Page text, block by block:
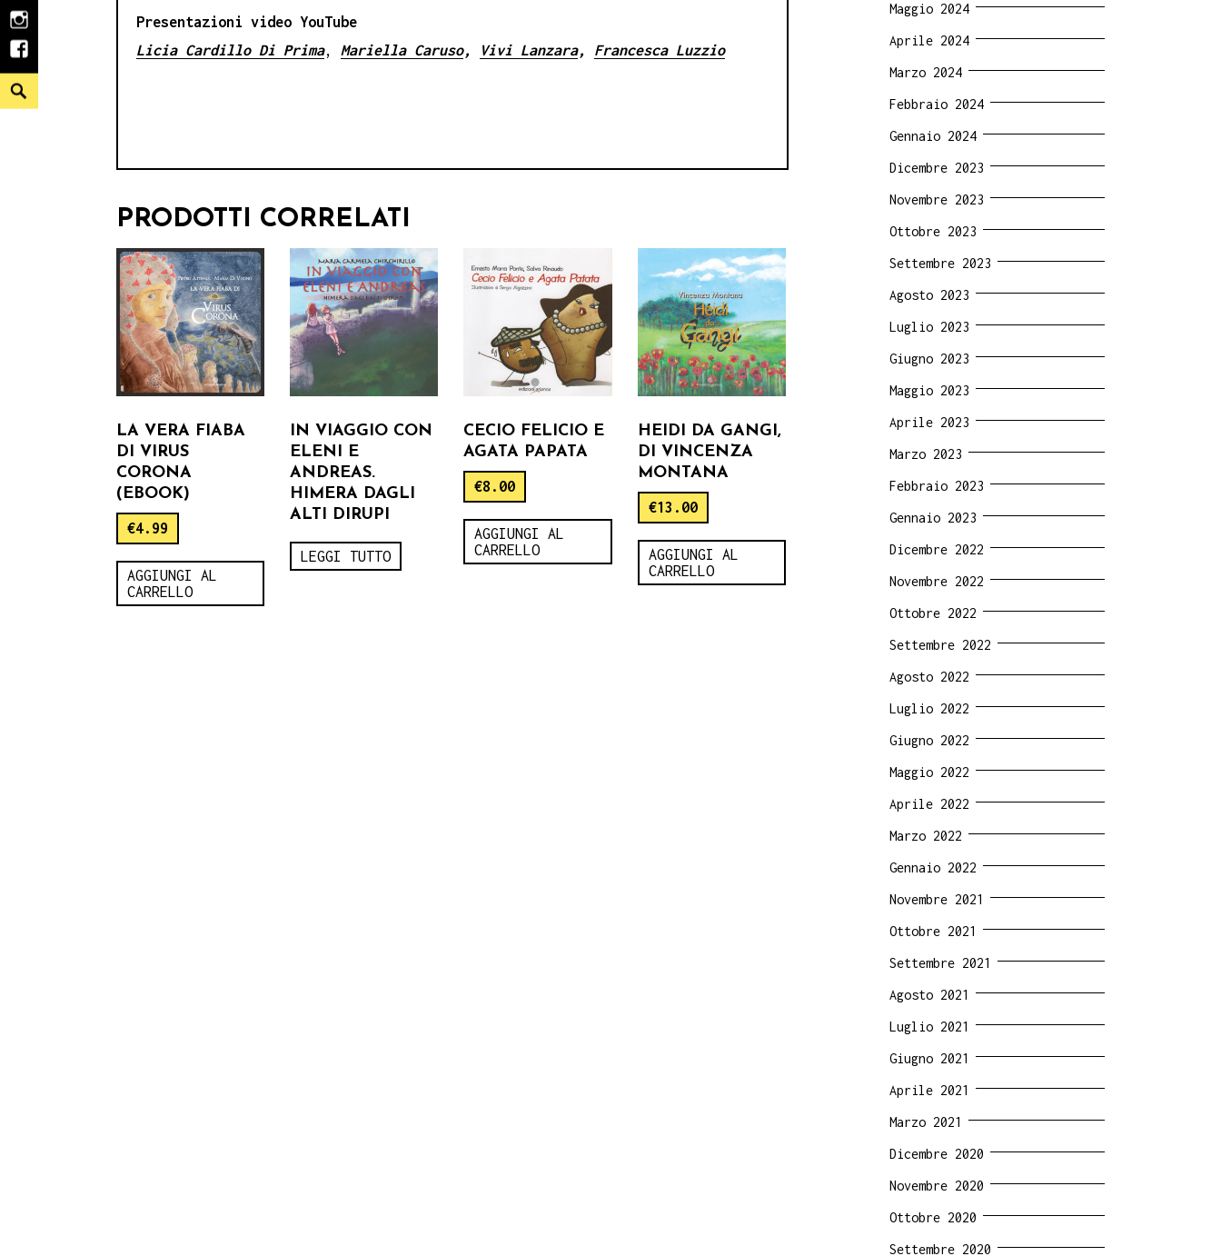
instagram
facebook
Search
Presentazioni video YouTube
Licia Cardillo Di Prima, Mariella Caruso, Vivi Lanzara, Francesca Luzzio
PRODOTTI CORRELATI
LA VERA FIABA
DI VIRUS
CORONA
(EBOOK)
€4.99
AGGIUNGI AL
CARRELLO
IN VIAGGIO CON
ELENI E
ANDREAS.
HIMERA DAGLI
ALTI DIRUPI
LEGGI TUTTO
CECIO FELICIO E
AGATA PAPATA
€8.00
AGGIUNGI AL
CARRELLO
HEIDI DA GANGI,
DI VINCENZA
MONTANA
€13.00
AGGIUNGI AL
CARRELLO
Maggio 2024
Aprile 2024
Marzo 2024
Febbraio 2024
Gennaio 2024
Dicembre 2023
Novembre 2023
Ottobre 2023
Settembre 2023
Agosto 2023
Luglio 2023
Giugno 2023
Maggio 2023
Aprile 2023
Marzo 2023
Febbraio 2023
Gennaio 2023
Dicembre 2022
Novembre 2022
Ottobre 2022
Settembre 2022
Agosto 2022
Luglio 2022
Giugno 2022
Maggio 2022
Aprile 2022
Marzo 2022
Gennaio 2022
Novembre 2021
Ottobre 2021
Settembre 2021
Agosto 2021
Luglio 2021
Giugno 2021
Aprile 2021
Marzo 2021
Dicembre 2020
Novembre 2020
Ottobre 2020
Settembre 2020